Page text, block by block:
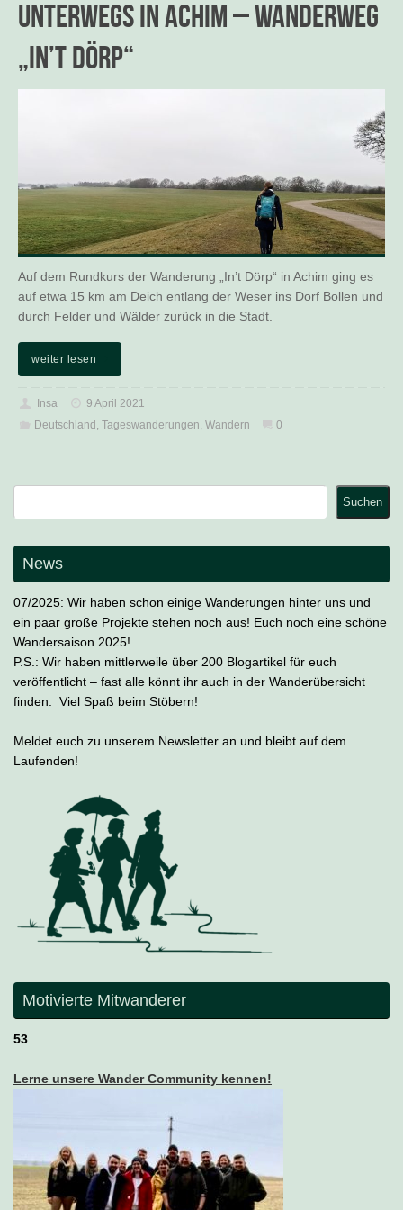
Unterwegs in Achim – Wanderweg
„In’t Dörp“
Auf dem Rundkurs der Wanderung „In’t Dörp“ in Achim ging es
auf etwa 15 km am Deich entlang der Weser ins Dorf Bollen und
durch Felder und Wälder zurück in die Stadt.
weiter lesen
Insa
9 April 2021
Deutschland Tageswanderungen Wandern 0
Suchen
News
07/2025: Wir haben schon einige Wanderungen hinter uns und
ein paar große Projekte stehen noch aus! Euch noch eine schöne
Wandersaison 2025!
P.S.: Wir haben mittlerweile über 200 Blogartikel für euch
veröffentlicht – fast alle könnt ihr auch in der Wanderübersicht
finden. Viel Spaß beim Stöbern!
Meldet euch zu unserem Newsletter an und bleibt auf dem
Laufenden!
Motivierte Mitwanderer
53
Lerne unsere Wander Community kennen!